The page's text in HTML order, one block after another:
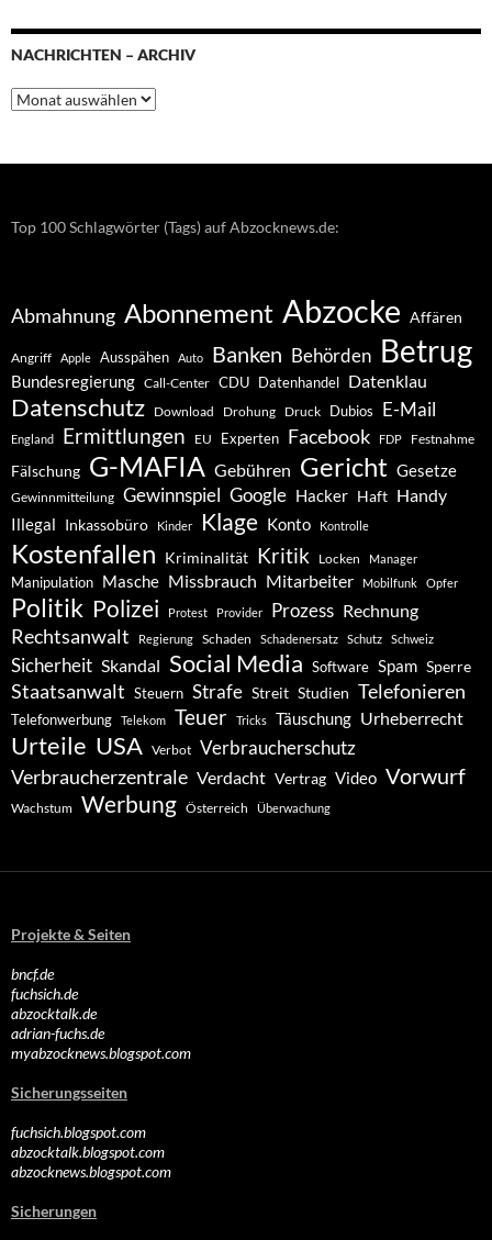
NACHRICHTEN – ARCHIV
Nachrichten
–
Top 100 Schlagwörter (Tags) auf Abzocknews.de:
Abmahnung Abonnement Abzocke Affären
Angriff Apple Ausspähen Auto Banken Behörden Betrug
Bundesregierung Call-Center CDU Datenhandel Datenklau
Datenschutz Download Drohung Druck Dubios E-Mail
England Ermittlungen EU Experten Facebook FDP Festnahme
Fälschung G-MAFIA Gebühren Gericht Gesetze
Gewinnmitteilung Gewinnspiel Google Hacker Haft Handy
Illegal Inkassobüro Kinder Klage Konto Kontrolle
Kostenfallen Kriminalität Kritik Locken Manager
Manipulation Masche Missbrauch Mitarbeiter Mobilfunk Opfer
Politik Polizei Protest Provider Prozess Rechnung
Rechtsanwalt Regierung Schaden Schadenersatz Schutz Schweiz
Sicherheit Skandal Social Media Software Spam Sperre
Staatsanwalt Steuern Strafe Streit Studien Telefonieren
Telefonwerbung Telekom Teuer Tricks Täuschung Urheberrecht
Urteile USA Verbot Verbraucherschutz
Verbraucherzentrale Verdacht Vertrag Video Vorwurf
Wachstum Werbung Österreich Überwachung
Projekte & Seiten
bncf.de
fuchsich.de
abzocktalk.de
adrian-fuchs.de
myabzocknews.blogspot.com
Sicherungsseiten
fuchsich.blogspot.com
abzocktalk.blogspot.com
abzocknews.blogspot.com
Sicherungen